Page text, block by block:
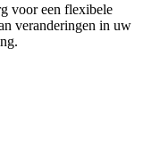
voor een flexibele
veranderingen in uw